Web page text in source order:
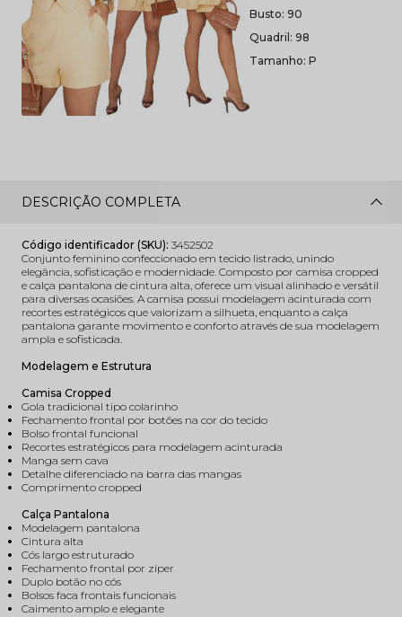
Busto: 90
Quadril: 98
Tamanho: P
DESCRIÇÃO COMPLETA
Código identificador (SKU): 3452502
Conjunto feminino confeccionado em tecido listrado, unindo
elegância, sofisticação e modernidade. Composto por camisa cropped
e calça pantalona de cintura alta, oferece um visual alinhado e versátil
para diversas ocasiões. A camisa possui modelagem acinturada com
recortes estratégicos que valorizam a silhueta, enquanto a calça
pantalona garante movimento e conforto através de sua modelagem
ampla e sofisticada.
Modelagem e Estrutura
Camisa Cropped
Gola tradicional tipo colarinho
Fechamento frontal por botões na cor do tecido
Bolso frontal funcional
Recortes estratégicos para modelagem acinturada
Manga sem cava
Detalhe diferenciado na barra das mangas
Comprimento cropped
Calça Pantalona
Modelagem pantalona
Cintura alta
Cós largo estruturado
Fechamento frontal por zíper
Duplo botão no cós
Bolsos faca frontais funcionais
Caimento amplo e elegante